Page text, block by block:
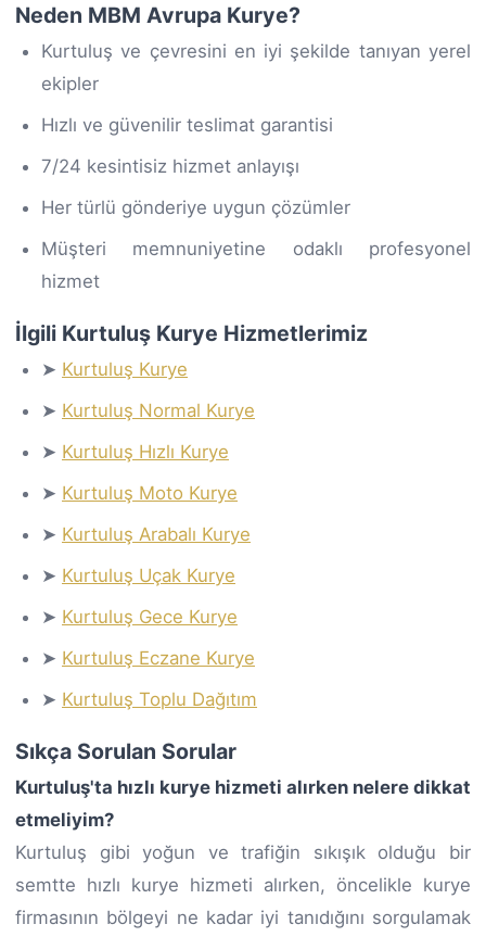
Neden MBM Avrupa Kurye?
Kurtuluş ve çevresini en iyi şekilde tanıyan yerel
ekipler
Hızlı ve güvenilir teslimat garantisi
7/24 kesintisiz hizmet anlayışı
Her türlü gönderiye uygun çözümler
Müşteri memnuniyetine odaklı profesyonel
hizmet
İlgili Kurtuluş Kurye Hizmetlerimiz
➤ Kurtuluş Kurye
➤ Kurtuluş Normal Kurye
➤ Kurtuluş Hızlı Kurye
➤ Kurtuluş Moto Kurye
➤ Kurtuluş Arabalı Kurye
➤ Kurtuluş Uçak Kurye
➤ Kurtuluş Gece Kurye
➤ Kurtuluş Eczane Kurye
➤ Kurtuluş Toplu Dağıtım
Sıkça Sorulan Sorular
Kurtuluş'ta hızlı kurye hizmeti alırken nelere dikkat
etmeliyim?
Kurtuluş gibi yoğun ve trafiğin sıkışık olduğu bir
semtte hızlı kurye hizmeti alırken, öncelikle kurye
firmasının bölgeyi ne kadar iyi tanıdığını sorgulamak